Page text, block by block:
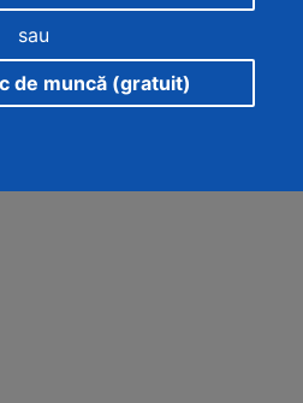
sau
de muncă (gratuit)